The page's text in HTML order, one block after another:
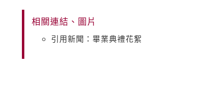
相關連結、圖片
引用新聞：畢業典禮花絮